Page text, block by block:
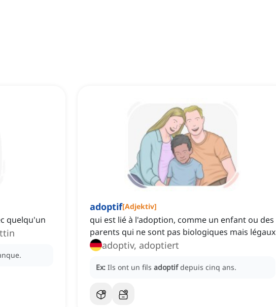
quelqu'un
adoptif[Adjektiv]
qui est lié à l'adoption, comme un enfant ou des
parents qui ne sont pas biologiques mais légaux
adoptiv, adoptiert
Ex: Ils ont un fils adoptif depuis cinq ans.